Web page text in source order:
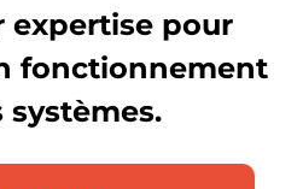
expertise pour
fonctionnement
systèmes.